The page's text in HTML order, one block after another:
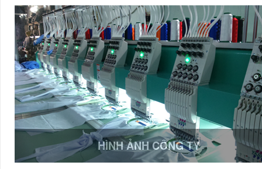
HÌNH ẢNH CÔNG TY